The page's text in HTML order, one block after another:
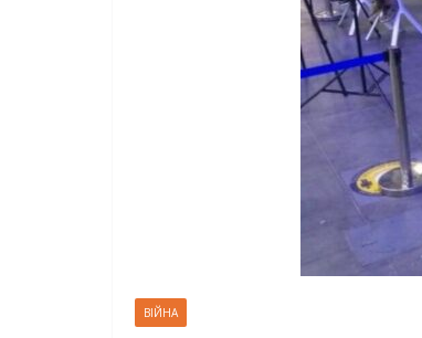
ВІЙНА